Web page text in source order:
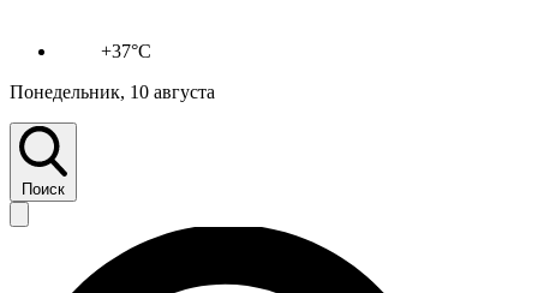
+37°C
Понедельник, 10 августа
Поиск